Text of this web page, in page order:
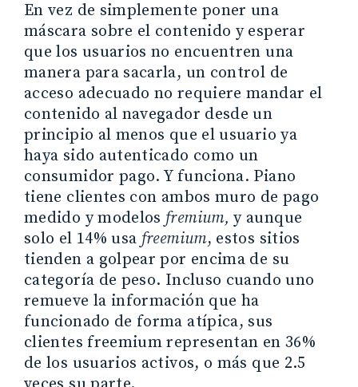
En vez de simplemente poner una
máscara sobre el contenido y esperar
que los usuarios no encuentren una
manera para sacarla, un control de
acceso adecuado no requiere mandar el
contenido al navegador desde un
principio al menos que el usuario ya
haya sido autenticado como un
consumidor pago. Y funciona. Piano
tiene clientes con ambos muro de pago
medido y modelos fremium, y aunque
solo el 14% usa freemium, estos sitios
tienden a golpear por encima de su
categoría de peso. Incluso cuando uno
remueve la información que ha
funcionado de forma atípica, sus
clientes freemium representan en 36%
de los usuarios activos, o más que 2.5